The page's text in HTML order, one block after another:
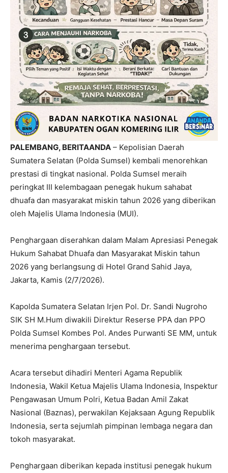
PALEMBANG, BERITAANDA – Kepolisian Daerah
Sumatera Selatan (Polda Sumsel) kembali menorehkan
prestasi di tingkat nasional. Polda Sumsel meraih
peringkat III kelembagaan penegak hukum sahabat
dhuafa dan masyarakat miskin tahun 2026 yang diberikan
oleh Majelis Ulama Indonesia (MUI).
Penghargaan diserahkan dalam Malam Apresiasi Penegak
Hukum Sahabat Dhuafa dan Masyarakat Miskin tahun
2026 yang berlangsung di Hotel Grand Sahid Jaya,
Jakarta, Kamis (2/7/2026).
Kapolda Sumatera Selatan Irjen Pol. Dr. Sandi Nugroho
SIK SH M.Hum diwakili Direktur Reserse PPA dan PPO
Polda Sumsel Kombes Pol. Andes Purwanti SE MM, untuk
menerima penghargaan tersebut.
Acara tersebut dihadiri Menteri Agama Republik
Indonesia, Wakil Ketua Majelis Ulama Indonesia, Inspektur
Pengawasan Umum Polri, Ketua Badan Amil Zakat
Nasional (Baznas), perwakilan Kejaksaan Agung Republik
Indonesia, serta sejumlah pimpinan lembaga negara dan
tokoh masyarakat.
Penghargaan diberikan kepada institusi penegak hukum